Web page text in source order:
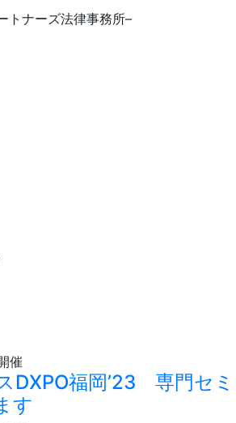
トナーズ法律事務所–
催
DXPO福岡’23 専門セミ
す